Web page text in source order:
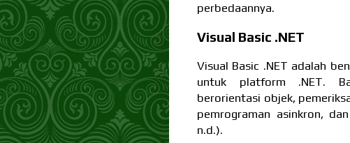
perbedaannya.
Visual Basic .NET
Visual Basic .NET adalah
untuk platform .NET.
berorientasi objek,
pemrograman asinkron,
n.d.).